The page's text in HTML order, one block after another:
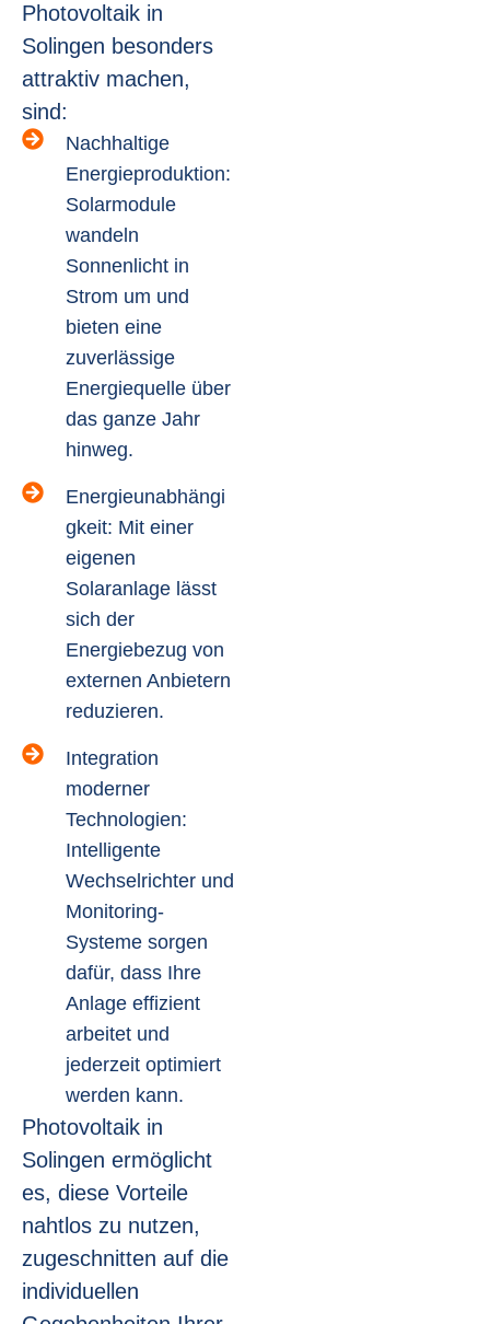
Photovoltaik in
Solingen besonders
attraktiv machen,
sind:
Nachhaltige
Energieproduktion:
Solarmodule
wandeln
Sonnenlicht in
Strom um und
bieten eine
zuverlässige
Energiequelle über
das ganze Jahr
hinweg.
Energieunabhängi
gkeit: Mit einer
eigenen
Solaranlage lässt
sich der
Energiebezug von
externen Anbietern
reduzieren.
Integration
moderner
Technologien:
Intelligente
Wechselrichter und
Monitoring-
Systeme sorgen
dafür, dass Ihre
Anlage effizient
arbeitet und
jederzeit optimiert
werden kann.
Photovoltaik in
Solingen ermöglicht
es, diese Vorteile
nahtlos zu nutzen,
zugeschnitten auf die
individuellen